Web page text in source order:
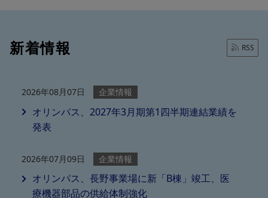
新着情報 RSS
2026年08月07日 企業情報
オリンパス、2027年3月期第1四半期連結業績を
発表
2026年07月09日 企業情報
オリンパス、長野事業場に新「B棟」竣工、医
療機器部品の供給体制強化